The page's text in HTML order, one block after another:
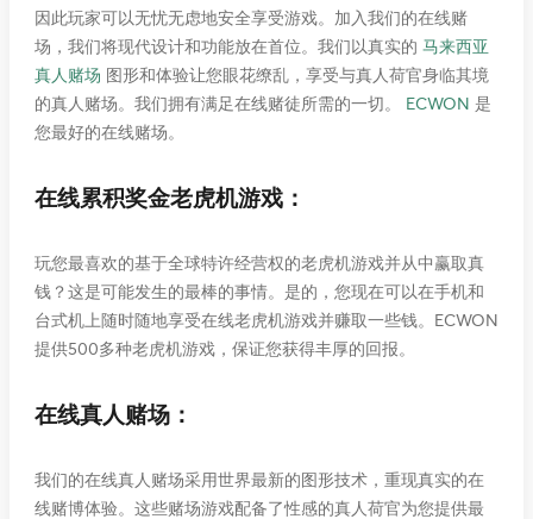
7. 继续结账。
因此玩家可以无忧无虑地安全享受游戏。加入我们的在线赌
场，我们将现代设计和功能放在首位。我们以真实的 马来西亚
真人赌场 图形和体验让您眼花缭乱，享受与真人荷官身临其境
的真人赌场。我们拥有满足在线赌徒所需的一切。
ECWON 是
您最好的在线赌场。
在线累积奖金老虎机游戏：
玩您最喜欢的基于全球特许经营权的老虎机游戏并从中赢取真
钱？这是可能发生的最棒的事情。是的，您现在可以在手机和
台式机上随时随地享受在线老虎机游戏并赚取一些钱。ECWON
提供500多种老虎机游戏，保证您获得丰厚的回报。
在线真人赌场：
我们的在线真人赌场采用世界最新的图形技术，重现真实的在
线赌博体验。这些赌场游戏配备了性感的真人荷官为您提供最